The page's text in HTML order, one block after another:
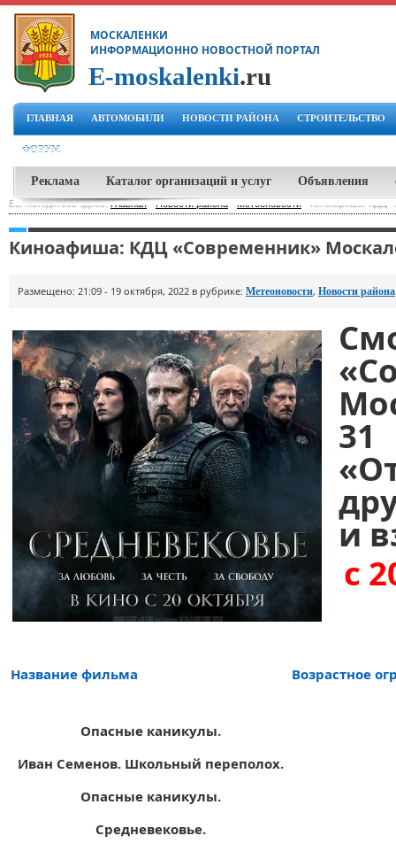
МОСКАЛЕНКИ
ИНФОРМАЦИОННО НОВОСТНОЙ ПОРТАЛ
E-moskalenki.ru
ГЛАВНАЯ АВТОМОБИЛИ НОВОСТИ РАЙОНА СТРОИТЕЛЬСТВО
ФОРУМ
Реклама Каталог организаций и услуг Объявления
Вы находитесь здесь:Главная-Новости района Метеоновости Киноафиша: КДЦ
Киноафиша: КДЦ «Современник»
Размещено: 21:09 - 19 октября, 2022 в рубрике: Метеоновости, Новости района
31
«
и
с
Название фильма Возрастное
Опасные каникулы.
Иван Семенов. Школьный переполох.
Опасные каникулы.
Средневековье.